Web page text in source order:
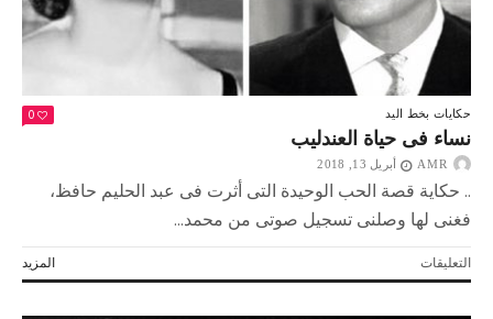
حكايات بخط اليد 0
نساء فى حياة العندليب
AMR أبريل 13, 2018
.. حكاية قصة الحب الوحيدة التى أثرت فى عبد الحليم حافظ،
فغنى لها وصلنى تسجيل صوتى من محمد...
المزيد التعليقاتعلى
نساء